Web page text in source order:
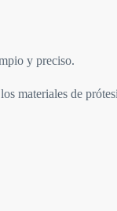
y preciso.
materiales de